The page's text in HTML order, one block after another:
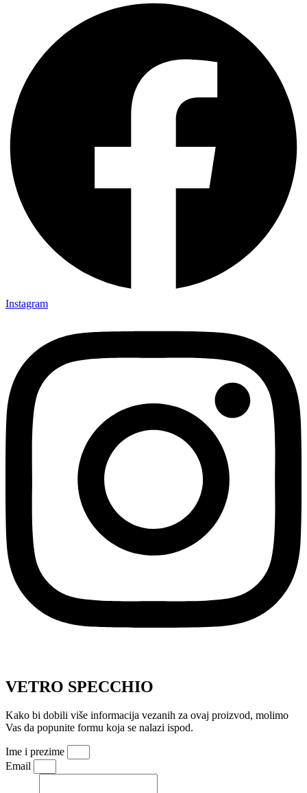
Instagram
VETRO SPECCHIO
Kako bi dobili više informacija vezanih za ovaj proizvod, molimo
Vas da popunite formu koja se nalazi ispod.
Ime i prezime
Email